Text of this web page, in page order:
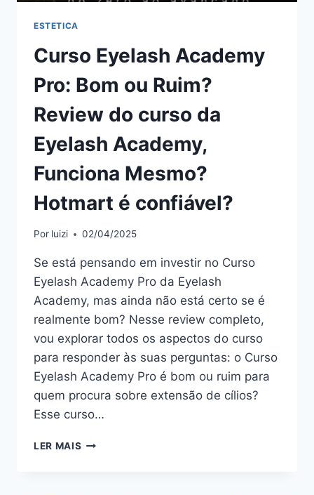
ESTETICA
Curso Eyelash Academy
Pro: Bom ou Ruim?
Review do curso da
Eyelash Academy,
Funciona Mesmo?
Hotmart é confiável?
Por luizi 02/04/2025
Se está pensando em investir no Curso
Eyelash Academy Pro da Eyelash
Academy, mas ainda não está certo se é
realmente bom? Nesse review completo,
vou explorar todos os aspectos do curso
para responder às suas perguntas: o Curso
Eyelash Academy Pro é bom ou ruim para
quem procura sobre extensão de cílios?
Esse curso…
LER MAIS CURSO